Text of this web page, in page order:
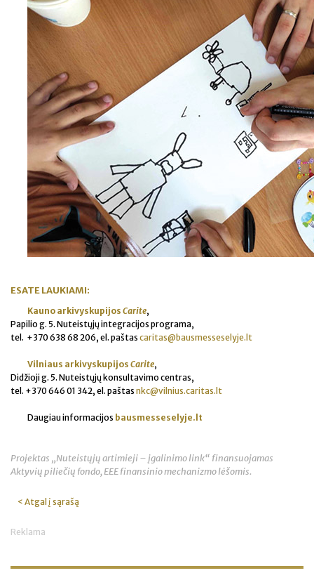
ESATE LAUKIAMI:
Kauno arkivyskupijos Carite,
Papilio g. 5. Nuteistųjų integracijos programa,
tel. +370 638 68 206, el. paštas caritas@bausmesseselyje.lt
Vilniaus arkivyskupijos Carite,
Didžioji g. 5. Nuteistųjų konsultavimo centras,
tel. +370 646 01 342, el. paštas nkc@vilnius.caritas.lt
Daugiau informacijos bausmesseselyje.lt
Projektas „Nuteistųjų artimieji – įgalinimo link“ finansuojamas
Aktyvių piliečių fondo, EEE finansinio mechanizmo lėšomis.
< Atgal į sąrašą
Reklama